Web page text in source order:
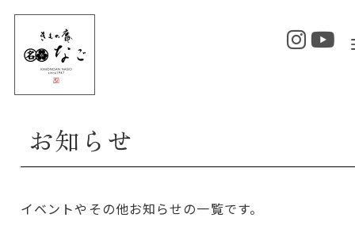
お知らせ
イベントやその他お知らせの一覧です。